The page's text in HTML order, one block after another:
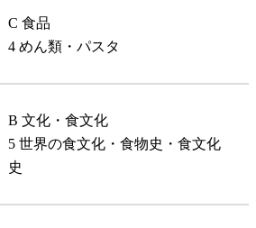
C 食品
4 めん類・パスタ
B 文化・食文化
5 世界の食文化・食物史・食文化
史